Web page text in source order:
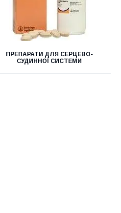
ПРЕПАРАТИ ДЛЯ СЕРЦЕВО-
СУДИННОЇ СИСТЕМИ